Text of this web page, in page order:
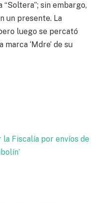
sin embargo,
un presente. La
luego se percató
‘Mdre’ de su
Fiscalía por envíos de